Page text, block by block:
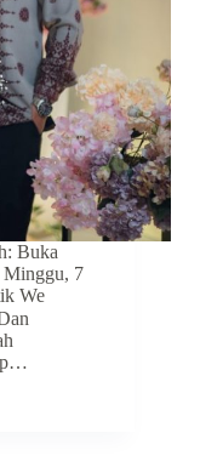
Buka
7
We